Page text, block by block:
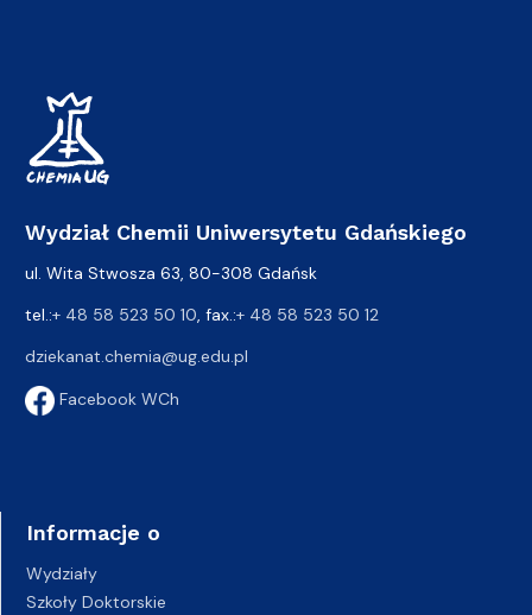
Wydział Chemii Uniwersytetu Gdańskiego
ul. Wita Stwosza 63, 80-308 Gdańsk
tel.:+ 48 58 523 50 10 , fax.:+ 48 58 523 50 12
dziekanat.chemia@ug.edu.pl
Facebook WCh
Informacje o
Wydziały
Szkoły Doktorskie